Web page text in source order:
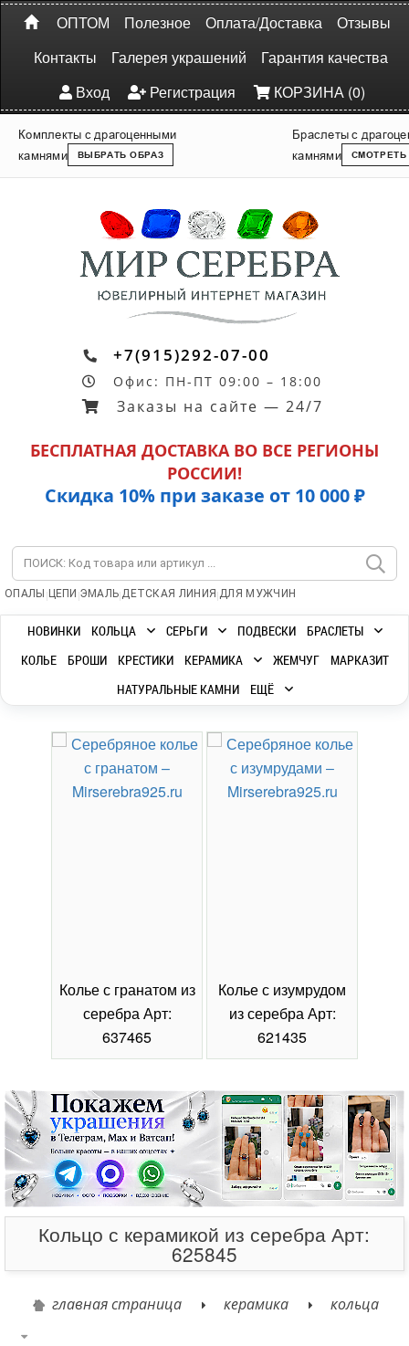
ОПТОМ Полезное Оплата/Доставка
Отзывы
Контакты
Галерея украшений
Гарантия качества
Вход
Регистрация КОРЗИНА (0)
Комплекты с драгоценными
камнями
ВЫБРАТЬ ОБРАЗ
Браслеты с
камнями
СМОТРЕТЬ
+7(915)292-07-00
Офис: ПН-ПТ 09:00 – 18:00
Заказы на сайте — 24/7
БЕСПЛАТНАЯ ДОСТАВКА ВО ВСЕ РЕГИОНЫ
РОССИИ!
Скидка 10% при заказе от 10 000 ₽
ОПАЛЫ | ЦЕПИ |ЭМАЛЬ|ДЕТСКАЯ ЛИНИЯ |ДЛЯ МУЖЧИН
НОВИНКИ КОЛЬЦА СЕРЬГИ ПОДВЕСКИ
БРАСЛЕТЫ
КОЛЬЕ
БРОШИ КРЕСТИКИ КЕРАМИКА ЖЕМЧУГ
МАРКАЗИТ
НАТУРАЛЬНЫЕ КАМНИ
ЕЩЁ
Колье с гранатом из
серебра Арт:
637465
Колье с изумрудом
из серебра Арт:
621435
Кольцо с керамикой из серебра Арт:
625845
главная страница керамика кольца